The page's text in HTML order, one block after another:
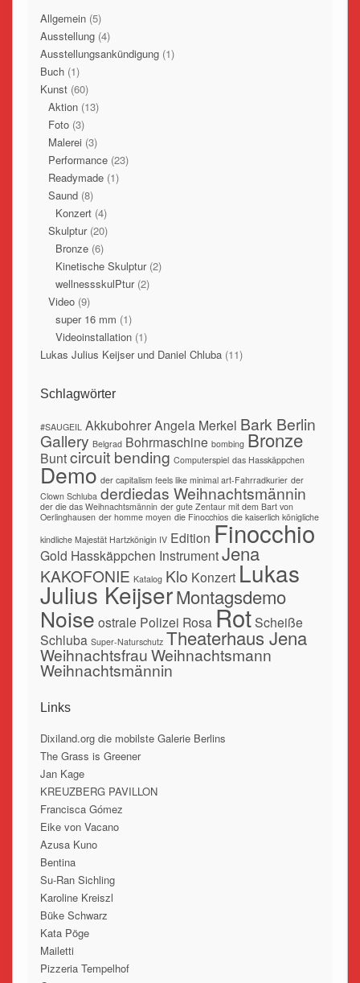
Allgemein(5)
Ausstellung(4)
Ausstellungsankündigung(1)
Buch(1)
Kunst(60)
Aktion(13)
Foto(3)
Malerei (3)
Performance(23)
Readymade(1)
Saund(8)
Konzert (4)
Skulptur(20)
Bronze (6)
Kinetische Skulptur(2)
wellnessskulPtur(2)
Video(9)
super 16 mm (1)
Videoinstallation (1)
Lukas Julius Keijser und Daniel Chluba(11)
Schlagwörter
#SAUGEIL AkkubohrerAngela Merkel Bark Berlin
Gallery Belgrad Bohrmaschine bombing Bronze
Buntcircuit bending Computerspiel das Hasskäppchen
Demo der capitalism feels like minimal art-Fahrradkurier der
Clown Schluba derdiedas Weihnachtsmännin
der die das Weihnachtsmännin der gute Zentaur mit dem Bart von
Oerlinghausen der homme moyen die Finocchios die kaiserlich königliche
kindliche Majestät Hartzkönigin IV Edition Finocchio
Gold Hasskäppchen InstrumentJena
KAKOFONIE Katalog Klo Konzert Lukas
Julius KeijserMontagsdemo
Noise ostrale Polizei Rosa RotScheiße
Schluba Super-Naturschutz Theaterhaus Jena
WeihnachtsfrauWeihnachtsmann
Weihnachtsmännin
Links
Dixiland.org die mobilste Galerie Berlins
The Grass is Greener
Jan Kage
KREUZBERG PAVILLON
Francisca Gómez
Eike von Vacano
Azusa Kuno
Bentina
Su-Ran Sichling
Karoline Kreiszl
Büke Schwarz
Kata Pöge
Mailetti
Pizzeria Tempelhof